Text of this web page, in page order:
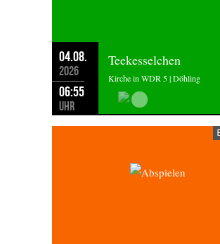
04.08.
2026
06:55
Uhr
Teekesselchen
Kirche in WDR 5 | Döhling